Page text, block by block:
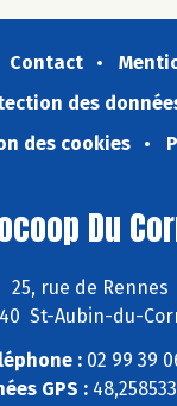
Contact
des
des cookies
Du
25, rue de Rennes
St-Aubin-du-
:02 99 39
GPS :